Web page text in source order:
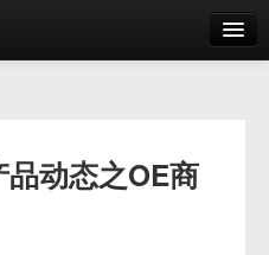
动态之OE商